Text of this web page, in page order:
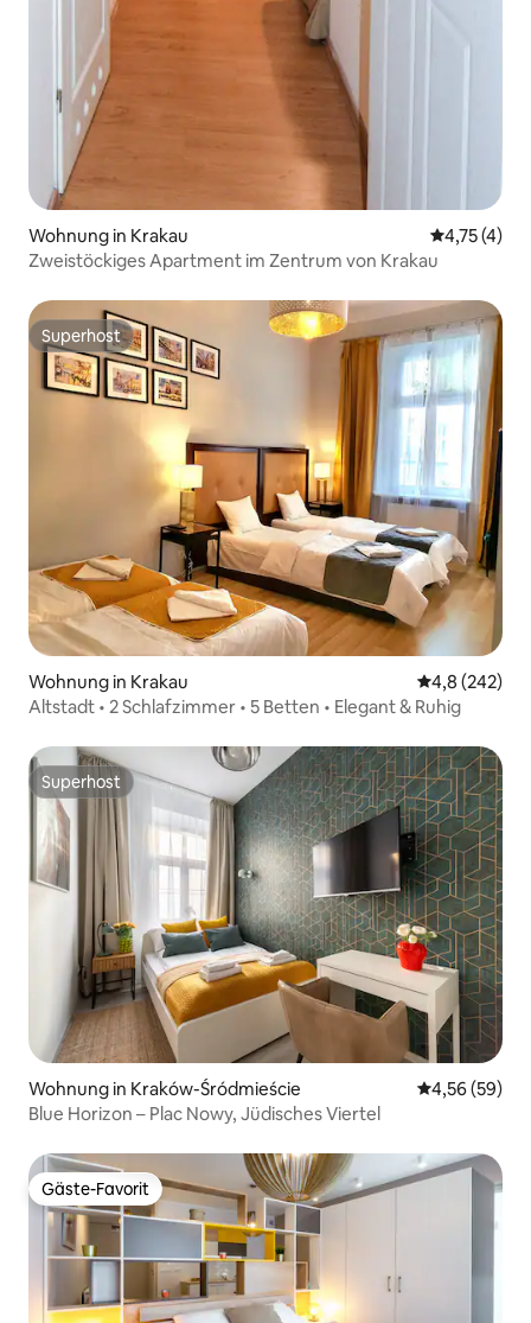
Wohnung in Krakau
4,75 (4)
Zweistöckiges Apartment im Zentrum von Krakau
Superhost
Superhost
Wohnung in Krakau
4,8 (242)
Altstadt • 2 Schlafzimmer • 5 Betten • Elegant & Ruhig
Superhost
Superhost
Wohnung in Kraków-Śródmieście
4,56 (59)
Blue Horizon – Plac Nowy, Jüdisches Viertel
Gäste-Favorit
Gäste-Favorit